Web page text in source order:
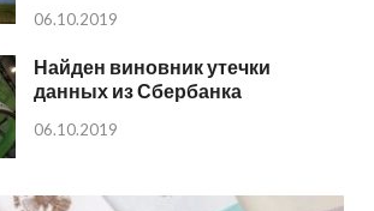
06.10.2019
Найден виновник утечки
данных из Сбербанка
06.10.2019